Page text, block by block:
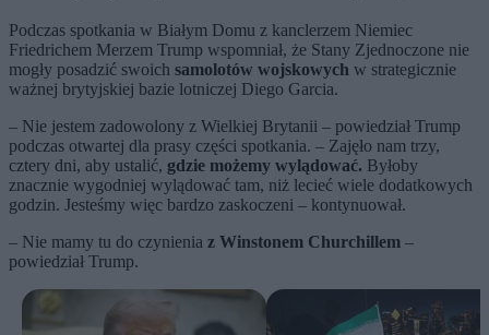
Podczas spotkania w Białym Domu z kanclerzem Niemiec
Friedrichem Merzem Trump wspomniał, że Stany Zjednoczone nie
mogły posadzić swoich samolotów wojskowych w strategicznie
ważnej brytyjskiej bazie lotniczej Diego Garcia.
– Nie jestem zadowolony z Wielkiej Brytanii – powiedział Trump
podczas otwartej dla prasy części spotkania. – Zajęło nam trzy,
cztery dni, aby ustalić, gdzie możemy wylądować. Byłoby
znacznie wygodniej wylądować tam, niż lecieć wiele dodatkowych
godzin. Jesteśmy więc bardzo zaskoczeni – kontynuował.
– Nie mamy tu do czynienia z Winstonem Churchillem –
powiedział Trump.